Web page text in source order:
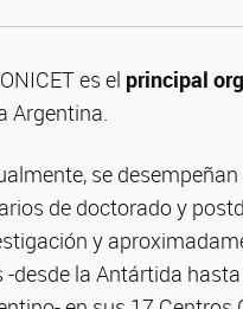
es el principal
Argentina.
se
de doctorado y
y
-desde la Antártida